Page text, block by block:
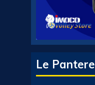
Le Pantere